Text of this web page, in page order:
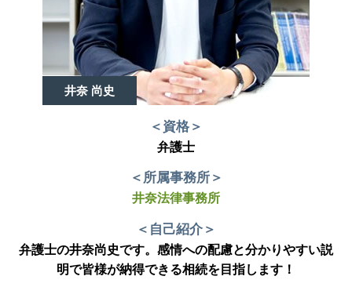
井奈 尚史
＜資格＞
弁護士
＜所属事務所＞
井奈法律事務所
＜自己紹介＞
弁護士の井奈尚史です。感情への配慮と分かりやすい説
明で皆様が納得できる相続を目指します！